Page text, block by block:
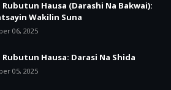
Hausa (Darashi Na Bakwai):
Wakilin Suna
06, 2025
Hausa: Darasi Na Shida
05, 2025